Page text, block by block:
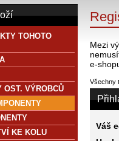
Mezi
e-
Všechny
Váš
TOHOTO
OST. VÝROBCŮ
KE KOLU